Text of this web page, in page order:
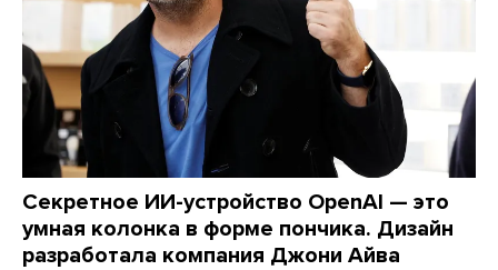
Секретное ИИ-устройство OpenAI — это
умная колонка в форме пончика. Дизайн
разработала компания Джони Айва